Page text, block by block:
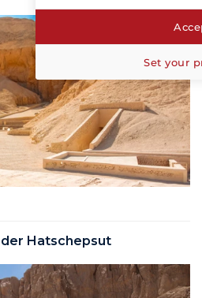
Hatschepsut
Set your